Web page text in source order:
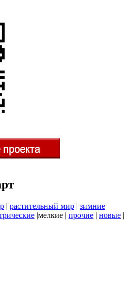
| растительный мир | зимние
|мелкие | прочие | новые |